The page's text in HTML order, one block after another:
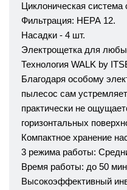
Циклоническая система
Фильтрация: НЕРА 12.
Насадки - 4 шт.
Электрощетка для
Технология WALK by
Благодаря особому
пылесос сам
практически не
горизонтальных
Компактное хранение
3 режима работы:
Время работы: до 50
Высокоэффективный